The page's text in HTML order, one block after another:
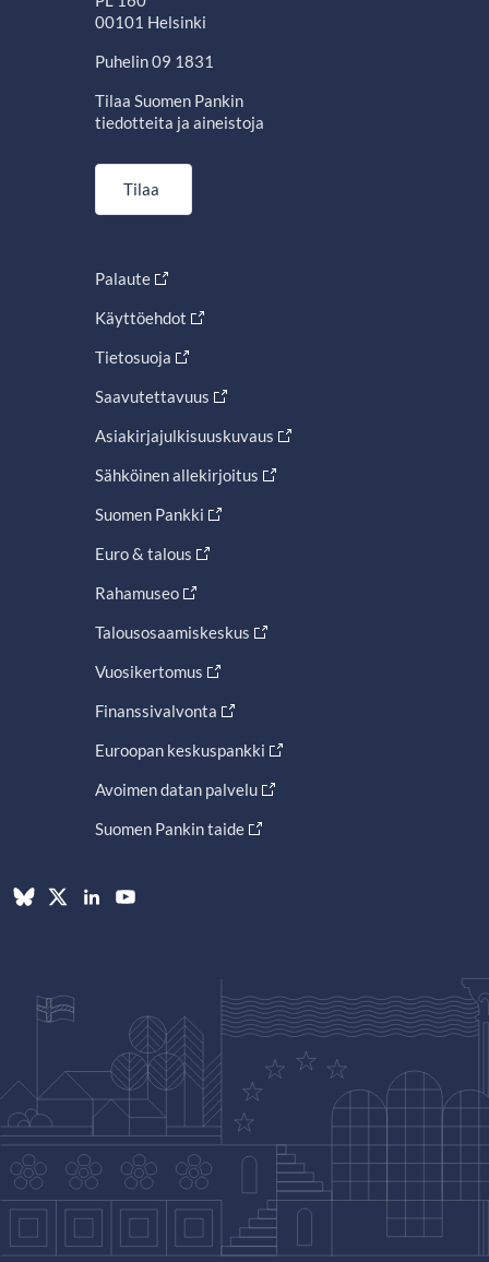
00101 Helsinki
Puhelin 09 1831
Tilaa Suomen Pankin
tiedotteita ja aineistoja
Tilaa
Palaute
Käyttöehdot
Tietosuoja
Saavutettavuus
Asiakirjajulkisuuskuvaus
Sähköinen allekirjoitus
Suomen Pankki
Euro & talous
Rahamuseo
Talousosaamiskeskus
Vuosikertomus
Finanssivalvonta
Euroopan keskuspankki
Avoimen datan palvelu
Suomen Pankin taide